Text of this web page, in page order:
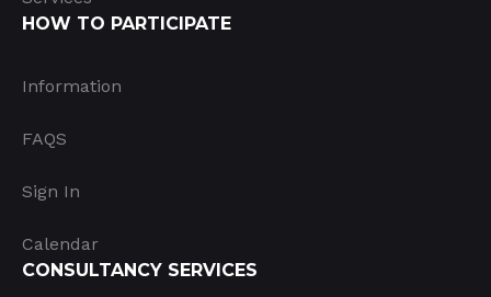
HOW TO PARTICIPATE
Information
FAQS
Sign In
Calendar
CONSULTANCY SERVICES